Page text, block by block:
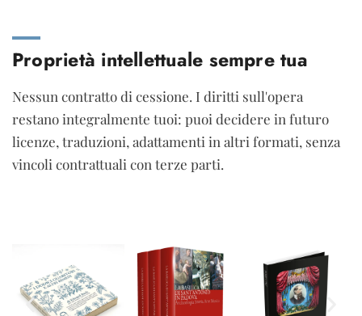
Proprietà intellettuale sempre tua
Nessun contratto di cessione. I diritti sull'opera
restano integralmente tuoi: puoi decidere in futuro
licenze, traduzioni, adattamenti in altri formati, senza
vincoli contrattuali con terze parti.